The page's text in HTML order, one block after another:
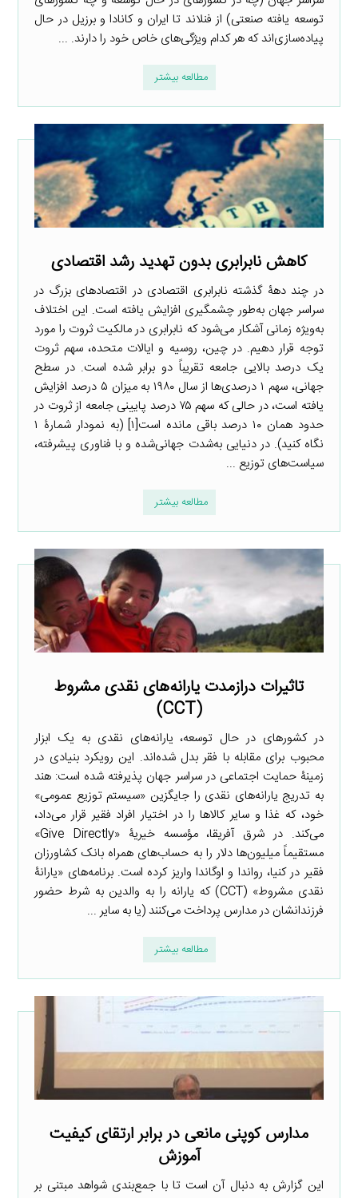
توسعه یافته صنعتی) از فنلاند تا ایران و کانادا و برزیل در حال
پیاده­‌سازی‌اند که هر کدام ویژگی­‌های خاص خود را دارند. ...
مطالعه بیشتر
کاهش نابرابری بدون تهدید رشد اقتصادی
در چند دهۀ گذشته نابرابری اقتصادی در اقتصادهای بزرگ در
سراسر جهان به‌طور چشمگیری افزایش یافته است. این اختلاف
به‌ویژه زمانی آشکار می‌شود که نابرابری در مالکیت ثروت را مورد
توجه قرار دهیم. در چین، روسیه و ایالات متحده، سهم ثروت
یک درصد بالایی جامعه تقریباً دو برابر شده است. در سطح
جهانی، سهم ۱ درصدی‌ها از سال ۱۹۸۰ به میزان ۵ درصد افزایش
یافته است، در حالی که سهم ۷۵ درصد پایینی جامعه از ثروت در
حدود همان ۱۰ درصد باقی مانده است[۱] (به نمودار شمارۀ ۱
نگاه کنید). در دنیایی به‌شدت جهانی‌شده و با فناوری پیشرفته،
سیاست‌های توزیع ...
مطالعه بیشتر
تاثیرات درازمدت یارانه‌های نقدی مشروط
(CCT)
در کشورهای در حال توسعه، یارانه‌های نقدی به یک ابزار
محبوب برای مقابله با فقر بدل شده‌اند. این رویکرد بنیادی در
زمینۀ حمایت اجتماعی در سراسر جهان پذیرفته شده است: هند
به تدریج یارانه‌های نقدی را جایگزین «سیستم توزیع عمومی»
خود، که غذا و سایر کالاها را در اختیار افراد فقیر قرار می‌داد،
می‌کند. در شرق آفریقا، مؤسسه خیریۀ «Give Directly»
مستقیماً میلیون‌ها دلار را به حساب‌های همراه بانک کشاورزان
فقیر در کنیا، رواندا و اوگاندا واریز کرده است. برنامه‌های «یارانۀ
نقدی مشروط» (CCT) که یارانه را به والدین به شرط حضور
فرزندانشان در مدارس پرداخت می‌کنند (یا به سایر ...
مطالعه بیشتر
مدارس کوپنی مانعی در برابر ارتقای کیفیت
آموزش
این گزارش به دنبال آن است تا با جمع‌بندی شواهد مبتنی بر